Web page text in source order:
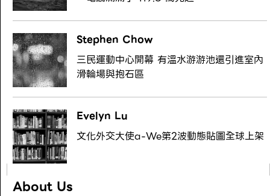
Stephen Chow
三民運動中心開幕 有溫水游游池還引進室內
滑輪場與抱石區
Evelyn Lu
文化外交大使a-We第2波動態貼圖全球上架
About Us